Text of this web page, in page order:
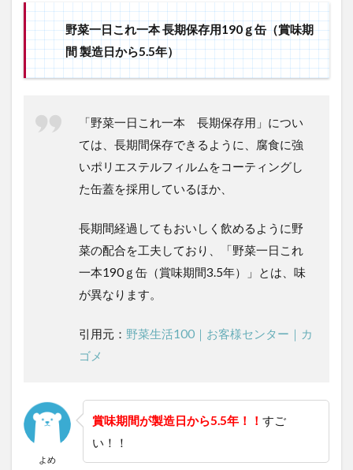
野菜一日これ一本 長期保存用190ｇ缶（賞味期
間 製造日から5.5年）
「野菜一日これ一本 長期保存用」につい
ては、長期間保存できるように、腐食に強
いポリエステルフィルムをコーティングし
た缶蓋を採用しているほか、
長期間経過してもおいしく飲めるように野
菜の配合を工夫しており、「野菜一日これ
一本190ｇ缶（賞味期間3.5年）」とは、味
が異なります。
引用元： 野菜生活100｜お客様センター｜カ
ゴメ
よめ
賞味期間が製造日から5.5年！！ すご
い！！